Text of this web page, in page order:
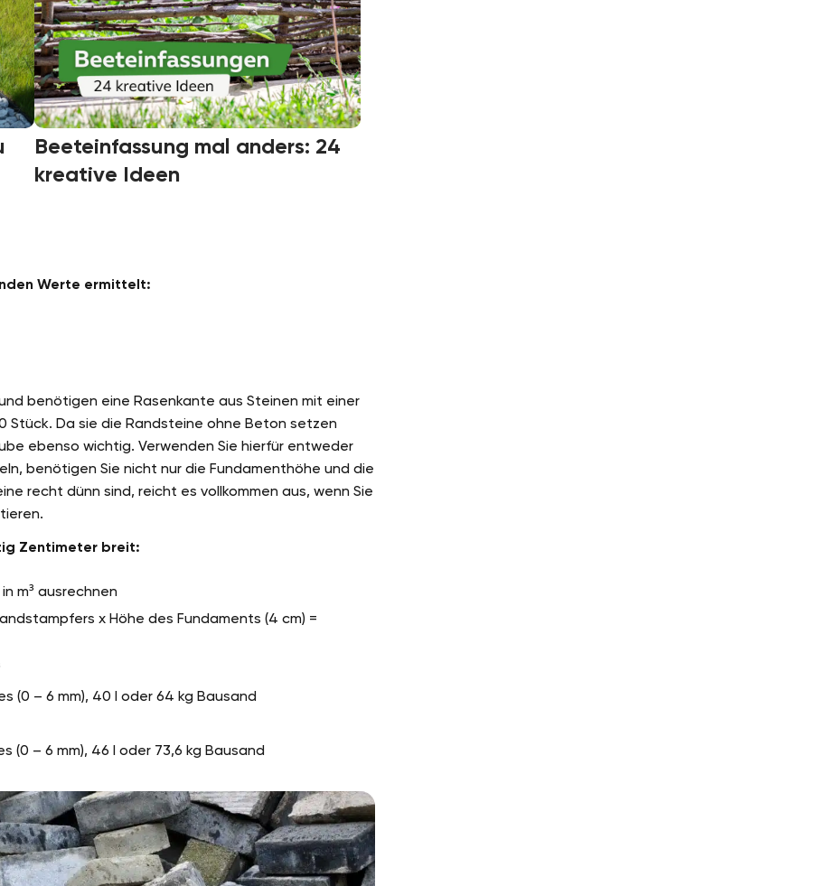
Beeteinfassung mal anders: 24
kreative Ideen
Werte ermittelt:
benötigen eine Rasenkante aus Steinen mit einer
Stück. Da sie die Randsteine ohne Beton setzen
ebenso wichtig. Verwenden Sie hierfür entweder
benötigen Sie nicht nur die Fundamenthöhe und die
recht dünn sind, reicht es vollkommen aus, wenn Sie
Zentimeter breit:
m³ ausrechnen
x Höhe des Fundaments (4 cm) =
(0 – 6 mm), 40 l oder 64 kg Bausand
(0 – 6 mm), 46 l oder 73,6 kg Bausand